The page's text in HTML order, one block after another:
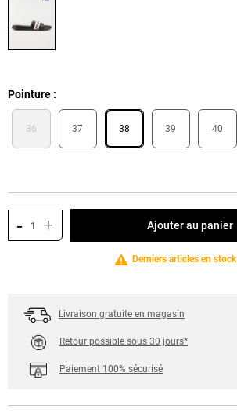
Pointure
36 37 38 39 40
- + Ajouter au panier
Derniers articles en stock
Livraison gratuite en magasin
Retour possible sous 30 jours*
Paiement 100% sécurisé